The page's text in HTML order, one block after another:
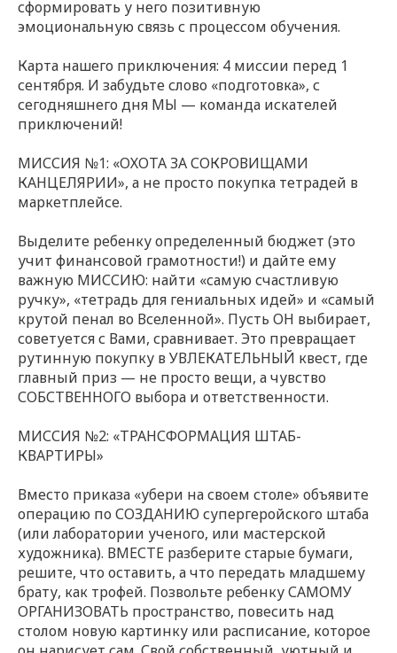
сформировать у него позитивную
эмоциональную связь с процессом обучения.
Карта нашего приключения: 4 миссии перед 1
сентября. И забудьте слово «подготовка», с
сегодняшнего дня МЫ — команда искателей
приключений!
МИССИЯ №1: «ОХОТА ЗА СОКРОВИЩАМИ
КАНЦЕЛЯРИИ», а не просто покупка тетрадей в
маркетплейсе.
Выделите ребенку определенный бюджет (это
учит финансовой грамотности!) и дайте ему
важную МИССИЮ: найти «самую счастливую
ручку», «тетрадь для гениальных идей» и «самый
крутой пенал во Вселенной». Пусть ОН выбирает,
советуется с Вами, сравнивает. Это превращает
рутинную покупку в УВЛЕКАТЕЛЬНЫЙ квест, где
главный приз — не просто вещи, а чувство
СОБСТВЕННОГО выбора и ответственности.
МИССИЯ №2: «ТРАНСФОРМАЦИЯ ШТАБ-
КВАРТИРЫ»
Вместо приказа «убери на своем столе» объявите
операцию по СОЗДАНИЮ супергеройского штаба
(или лаборатории ученого, или мастерской
художника). ВМЕСТЕ разберите старые бумаги,
решите, что оставить, а что передать младшему
брату, как трофей. Позвольте ребенку САМОМУ
ОРГАНИЗОВАТЬ пространство, повесить над
столом новую картинку или расписание, которое